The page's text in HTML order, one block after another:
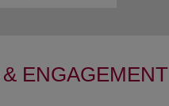
ENGAGEMENT